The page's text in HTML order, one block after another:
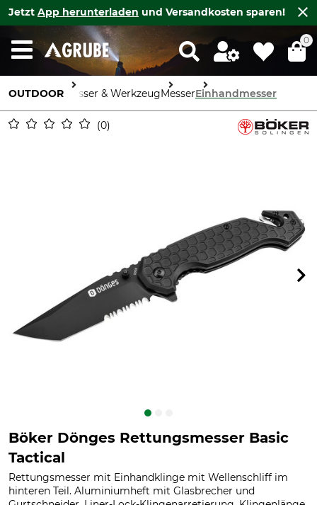
Jetzt App herunterladen und Versandkosten sparen!
0
OUTDOOR Messer & WerkzeugMesserEinhandmesser
0
Böker Dönges Rettungsmesser Basic
Tactical
Rettungsmesser mit Einhandklinge mit Wellenschliff im
hinteren Teil. Aluminiumheft mit Glasbrecher und